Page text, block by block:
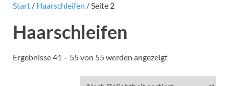
Start / Haarschleifen / Seite 2
Haarschleifen
Ergebnisse 41 – 55 von 55 werden angezeigt